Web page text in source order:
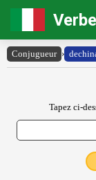
Conjugueur ›
Tapez ci-